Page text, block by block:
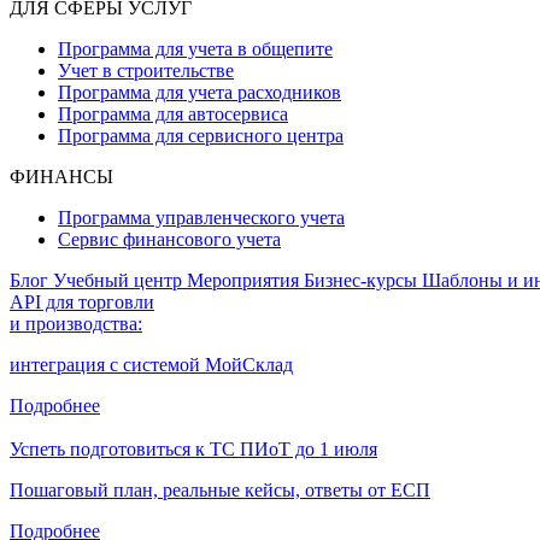
ДЛЯ СФЕРЫ УСЛУГ
Программа для учета в общепите
Учет в строительстве
Программа для учета расходников
Программа для автосервиса
Программа для сервисного центра
ФИНАНСЫ
Программа управленческого учета
Сервис финансового учета
Блог Учебный центр Мероприятия Бизнес-курсы Шаблоны и
API для торговли
и производства:
интеграция с системой МойСклад
Подробнее
Успеть подготовиться к ТС ПИоТ до 1 июля
Пошаговый план, реальные кейсы, ответы от ЕСП
Подробнее